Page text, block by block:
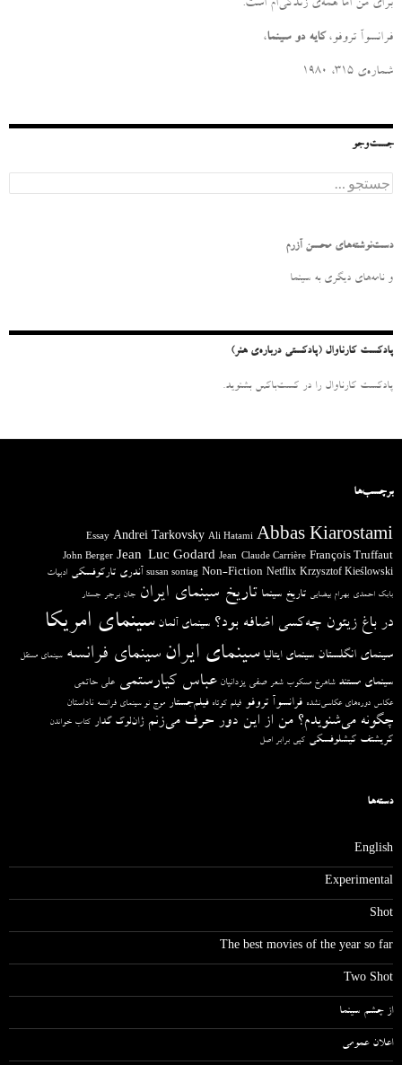
برای من امّا همه‌ی زندگی‌ام است.
فرانسوآ تروفو، کایه دو سینما،
شماره‌ی ۳۱۵، ۱۹۸۰
جست‌وجو
ج
س
و
ر
دست‌نوشته‌های محسن آزرم
و نامه‌‌های دیگری به سینما
پادکست کارناوال (پادکستی درباره‌ی هنر)
پادکست کارناوال را در کست‌باکس بشنوید.
برچسب‌ها
Abbas Kiarostami
Ali Hatami
Andrei Tarkovsky
Essay
François Truffaut
Jean-Claude Carrière
Jean-Luc Godard
John Berger
Krzysztof Kieślowski
Netflix
Non-Fiction
susan sontag آندری تارکوفسکی ادبیات
بابک احمدی بهرام بیضایی تاریخ سینما تاریخ سینمای ایران جان برجر جستار
در باغ زیتون چه‌کسی اضافه بود؟ سینمای آلمان سینمای امریکا
سینمای انگلستان سینمای ایتالیا سینمای ایران سینمای فرانسه سینمای مستقل
سینمای مستند شاهرخ مسکوب شعر صفی یزدانیان عباس کیارستمی علی حاتمی
عکاس دوره‌های عکاسی‌نشده فرانسوآ تروفو فیلم کوتاه فیلم‌جستار موج نو سینمای فرانسه ناداستان
چگونه می‌شنویدم؟ من از این دور حرف می‌زنم ژان‌لوک گدار کتاب خواندن
کریشتف کیشلوفسکی کپی برابر اصل
دسته‌ها
English
Experimental
Shot
The best movies of the year so far
Two Shot
از چشم سینما
اعلان عمومی